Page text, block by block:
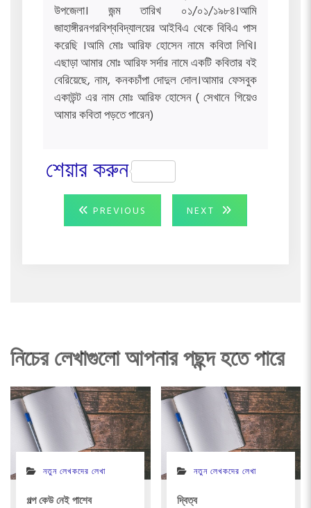
উপজেলা। জন্ম তারিখ ০১/০১/১৯৮৪।আমি
জাহাঙ্গীরনগরবিশ্ববিদ্যালয়ের আইবিএ থেকে বিবিএ পাস
করেছি ।আমি মোঃ আরিফ হোসেন নামে কবিতা লিখি।
এছাড়া আমার মোঃ আরিফ সর্দার নামে একটি কবিতার বই
বেরিয়েছে, নাম, কনকচাঁপা দোদুল দোল।আমার ফেসবুক
একাউন্ট এর নাম মোঃ আরিফ হোসেন ( সেখানে গিয়েও
আমার কবিতা পড়তে পারেন)
শেয়ার করুন
Post
navigation
PREVIOUS PREVIOUS
POST:
NEXT
NEXT
POST:
নিচের লেখাগুলো আপনার পছন্দ হতে পারে
নতুন লেখকদের লেখা
গল্প কেউ নেই পাশেব
নতুন লেখকদের লেখা
দ্বিত্ব